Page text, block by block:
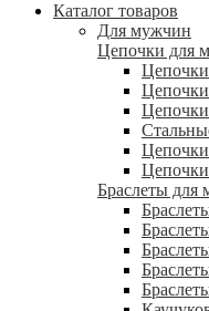
Каталог товаров
Для мужчин
Цепочки для
Цепочки
Цепочки
Цепочки
Цепочки
Браслеты для